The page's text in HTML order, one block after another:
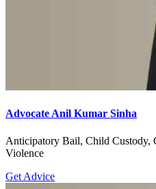
Advocate Anil Kumar Sinha
Anticipatory Bail, Child Custody,
Violence
Get Advice